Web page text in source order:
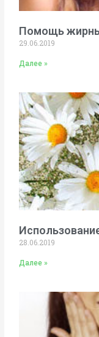
Помощь
29.06.2019
Далее »
28.06.2019
Далее »